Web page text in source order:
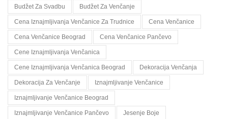
Budžet Za Svadbu Budžet Za Venčanje
Cena Iznajmljivanja Venčanice Za Trudnice Cena Venčanice
Cena Venčanice Beograd Cena Venčanice Pančevo
Cene Iznajmljivanja Venčanica
Cene Iznajmljivanja Venčanica Beograd Dekoracija Venčanja
Dekoracija Za Venčanje Iznajmljivanje Venčanice
Iznajmljivanje Venčanice Beograd
Iznajmljivanje Venčanice Pančevo Jesenje Boje